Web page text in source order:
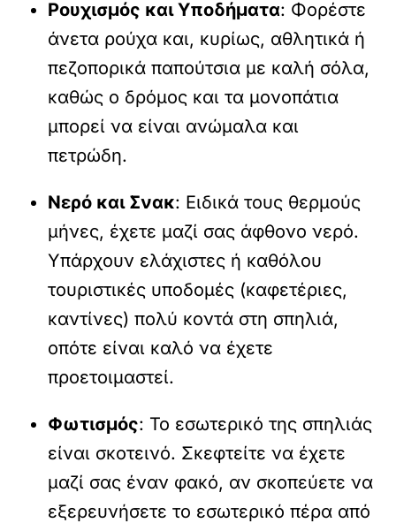
Ρουχισμός και Υποδήματα: Φορέστε
άνετα ρούχα και, κυρίως, αθλητικά ή
πεζοπορικά παπούτσια με καλή σόλα,
καθώς ο δρόμος και τα μονοπάτια
μπορεί να είναι ανώμαλα και
πετρώδη.
Νερό και Σνακ: Ειδικά τους θερμούς
μήνες, έχετε μαζί σας άφθονο νερό.
Υπάρχουν ελάχιστες ή καθόλου
τουριστικές υποδομές (καφετέριες,
καντίνες) πολύ κοντά στη σπηλιά,
οπότε είναι καλό να έχετε
προετοιμαστεί.
Φωτισμός: Το εσωτερικό της σπηλιάς
είναι σκοτεινό. Σκεφτείτε να έχετε
μαζί σας έναν φακό, αν σκοπεύετε να
εξερευνήσετε το εσωτερικό πέρα από